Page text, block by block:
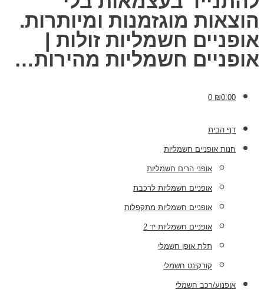
הוצאות מוגזמנות ומיותרות.
אופניים חשמליות זולות |
אופניים חשמליות מהירות…
₪0.00
0
דף הבית
חנות אופניים חשמליות
אופני הרים חשמליות
אופניים חשמליות לרכבת
אופניים חשמליות מתקפלות
אופניים חשמליות יד 2
תלת אופן חשמלי
קורקינט חשמלי
אופנוע/רכב חשמלי